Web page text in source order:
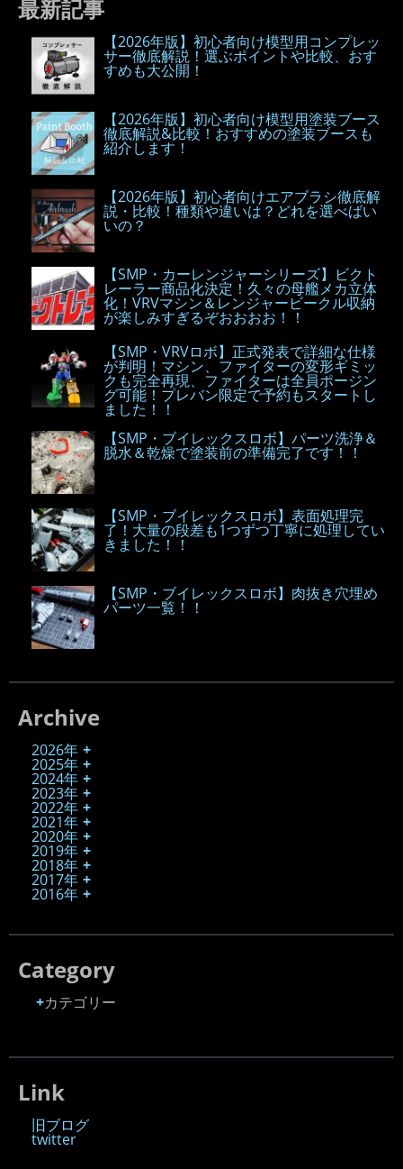
最新記事
【2026年版】初心者向け模型用コンプレッ
サー徹底解説！選ぶポイントや比較、おす
すめも大公開！
【2026年版】初心者向け模型用塗装ブース
徹底解説&比較！おすすめの塗装ブースも
紹介します！
【2026年版】初心者向けエアブラシ徹底解
説・比較！種類や違いは？どれを選べばい
いの？
【SMP・カーレンジャーシリーズ】ビクト
レーラー商品化決定！久々の母艦メカ立体
化！VRVマシン＆レンジャービークル収納
が楽しみすぎるぞおおおお！！
【SMP・VRVロボ】正式発表で詳細な仕様
が判明！マシン、ファイターの変形ギミッ
クも完全再現、ファイターは全員ポージン
グ可能！プレバン限定で予約もスタートし
ました！！
【SMP・ブイレックスロボ】パーツ洗浄＆
脱水＆乾燥で塗装前の準備完了です！！
【SMP・ブイレックスロボ】表面処理完
了！大量の段差も1つずつ丁寧に処理してい
きました！！
【SMP・ブイレックスロボ】肉抜き穴埋め
パーツ一覧！！
Archive
2026年
2025年
2024年
2023年
2022年
2021年
2020年
2019年
2018年
2017年
2016年
Category
カテゴリー
Link
旧ブログ
twitter